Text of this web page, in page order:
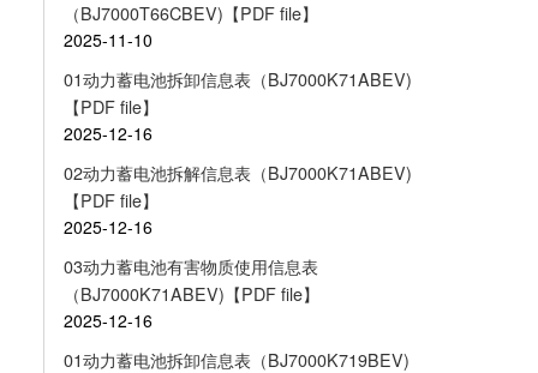
（BJ7000T66CBEV)【PDF file】
2025-11-10
01动力蓄电池拆卸信息表（BJ7000K71ABEV)
【PDF file】
2025-12-16
02动力蓄电池拆解信息表（BJ7000K71ABEV)
【PDF file】
2025-12-16
03动力蓄电池有害物质使用信息表
（BJ7000K71ABEV)【PDF file】
2025-12-16
01动力蓄电池拆卸信息表（BJ7000K719BEV)